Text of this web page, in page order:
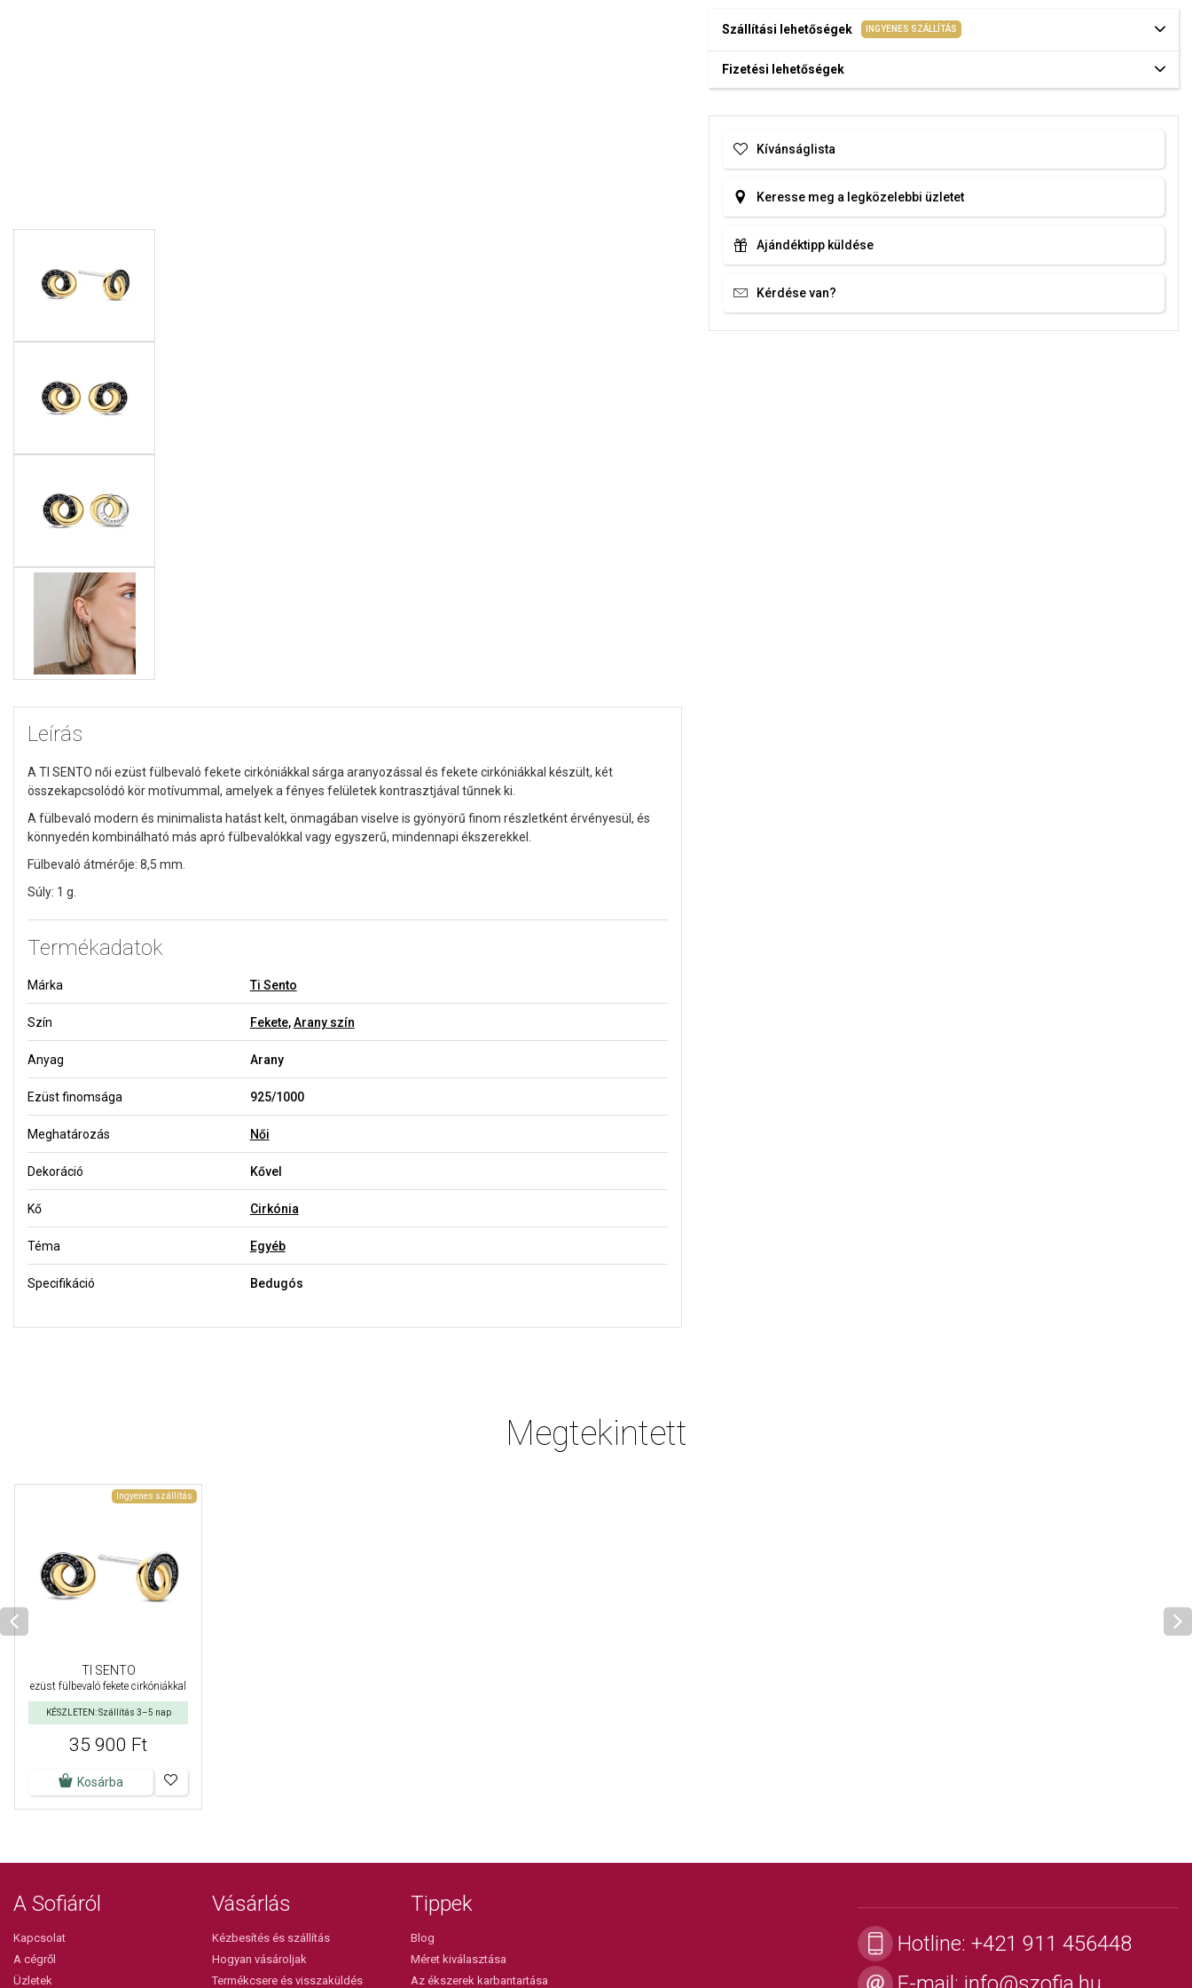
Leírás
A TI SENTO női ezüst fülbevaló fekete cirkóniákkal sárga aranyozással és fekete cirkóniákkal készült, két
összekapcsolódó kör motívummal, amelyek a fényes felületek kontrasztjával tűnnek ki.
A fülbevaló modern és minimalista hatást kelt, önmagában viselve is gyönyörű finom részletként érvényesül, és
könnyedén kombinálható más apró fülbevalókkal vagy egyszerű, mindennapi ékszerekkel.
Fülbevaló átmérője: 8,5 mm.
Súly: 1 g.
Termékadatok
Márka Ti Sento
Szín Fekete,Arany szín
Anyag Arany
Ezüst finomsága 925/1000
Meghatározás Női
Dekoráció Kővel
Kő Cirkónia
Téma Egyéb
Specifikáció Bedugós
Szállítási lehetőségek INGYENES SZÁLLÍTÁS
Fizetési lehetőségek
Kívánságlista
Keresse meg a legközelebbi üzletet
Ajándéktipp küldése
Kérdése van?
Megtekintett
Ingyenes szállítás
TI SENTO
ezüst fülbevaló fekete cirkóniákkal
KÉSZLETEN: Szállítás 3–5 nap
35 900 Ft
Kosárba
A Sofiáról
Kapcsolat
A cégről
Üzletek
Vásárlás
Kézbesítés és szállítás
Hogyan vásároljak
Termékcsere és visszaküldés
Tippek
Blog
Méret kiválasztása
Az ékszerek karbantartása
Hotline: +421 911 456448